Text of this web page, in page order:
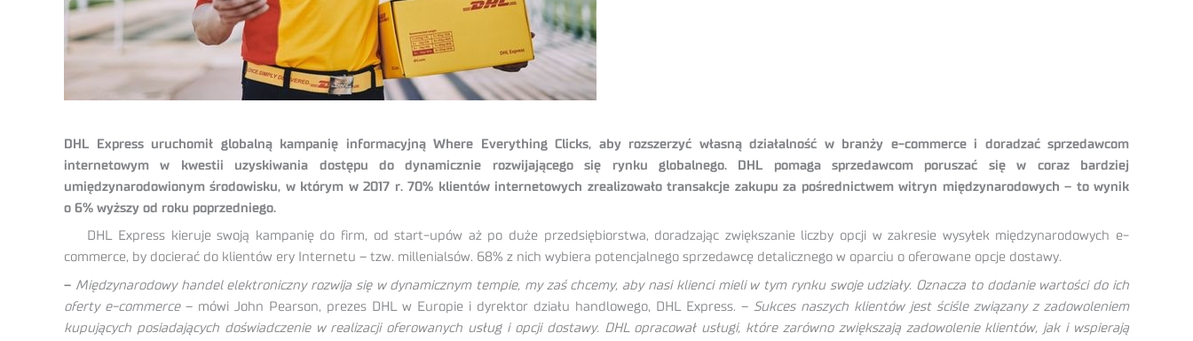
DHL Express uruchomił globalną kampanię informacyjną Where Everything Clicks, aby rozszerzyć własną działalność w branży e-commerce i doradzać sprzedawcom
internetowym w kwestii uzyskiwania dostępu do dynamicznie rozwijającego się rynku globalnego. DHL pomaga sprzedawcom poruszać się w coraz bardziej
umiędzynarodowionym środowisku, w którym w 2017 r. 70% klientów internetowych zrealizowało transakcje zakupu za pośrednictwem witryn międzynarodowych – to wynik
o 6% wyższy od roku poprzedniego.
DHL Express kieruje swoją kampanię do firm, od start-upów aż po duże przedsiębiorstwa, doradzając zwiększanie liczby opcji w zakresie wysyłek międzynarodowych e-
commerce, by docierać do klientów ery Internetu – tzw. millenialsów. 68% z nich wybiera potencjalnego sprzedawcę detalicznego w oparciu o oferowane opcje dostawy.
– Międzynarodowy handel elektroniczny rozwija się w dynamicznym tempie, my zaś chcemy, aby nasi klienci mieli w tym rynku swoje udziały. Oznacza to dodanie wartości do ich
oferty e-commerce– mówi John Pearson, prezes DHL w Europie i dyrektor działu handlowego, DHL Express. – Sukces naszych klientów jest ściśle związany z zadowoleniem
kupujących posiadających doświadczenie w realizacji oferowanych usług i opcji dostawy. DHL opracował usługi, które zarówno zwiększają zadowolenie klientów, jak i wspierają